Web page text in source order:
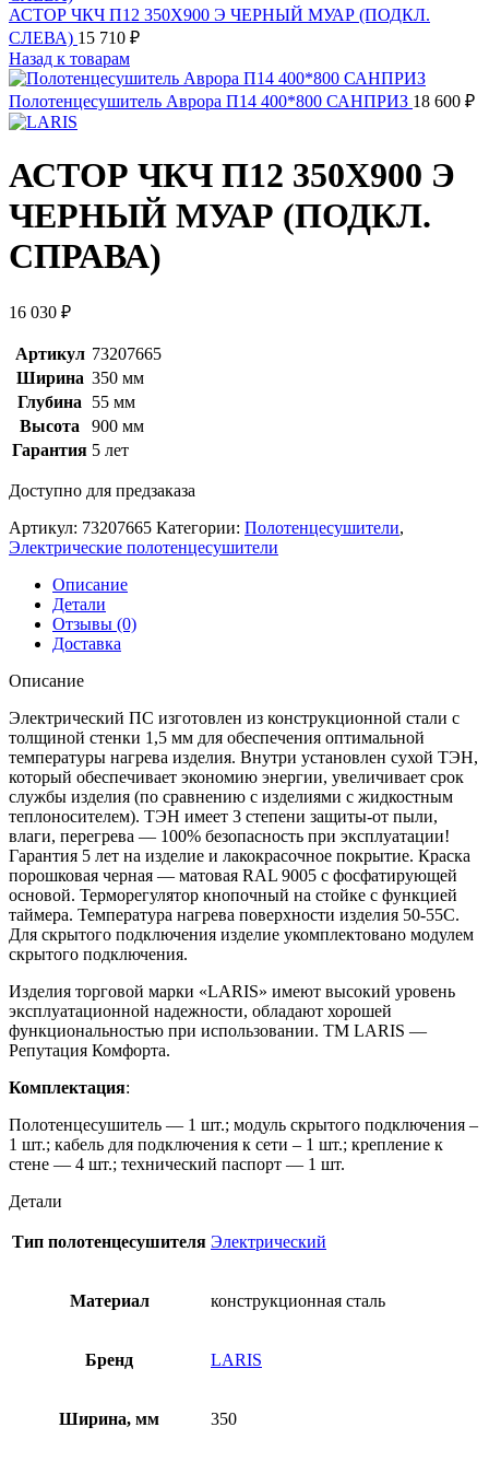
АСТОР ЧКЧ П12 350Х900 Э ЧЕРНЫЙ МУАР (ПОДКЛ.
СЛЕВА) 15 710 ₽
Назад к товарам
Полотенцесушитель Аврора П14 400*800 САНПРИЗ 18 600 ₽
АСТОР ЧКЧ П12 350Х900 Э
ЧЕРНЫЙ МУАР (ПОДКЛ.
СПРАВА)
16 030 ₽
Артикул 73207665
Ширина 350 мм
Глубина
55 мм
Высота
900 мм
Гарантия 5 лет
Доступно для предзаказа
Артикул: 73207665 Категории: Полотенцесушители,
Электрические полотенцесушители
Описание
Детали
Отзывы (0)
Доставка
Описание
Электрический ПС изготовлен из конструкционной стали с
толщиной стенки 1,5 мм для обеспечения оптимальной
температуры нагрева изделия. Внутри установлен сухой ТЭН,
который обеспечивает экономию энергии, увеличивает срок
службы изделия (по сравнению с изделиями с жидкостным
теплоносителем). ТЭН имеет 3 степени защиты-от пыли,
влаги, перегрева — 100% безопасность при эксплуатации!
Гарантия 5 лет на изделие и лакокрасочное покрытие. Краска
порошковая черная — матовая RAL 9005 с фосфатирующей
основой. Терморегулятор кнопочный на стойке с функцией
таймера. Температура нагрева поверхности изделия 50-55C.
Для скрытого подключения изделие укомплектовано модулем
скрытого подключения.
Изделия торговой марки «LARIS» имеют высокий уровень
эксплуатационной надежности, обладают хорошей
функциональностью при использовании. ТМ LARIS —
Репутация Комфорта.
Комплектация:
Полотенцесушитель — 1 шт.; модуль скрытого подключения –
1 шт.; кабель для подключения к сети – 1 шт.; крепление к
стене — 4 шт.; технический паспорт — 1 шт.
Детали
Тип полотенцесушителя Электрический
Материал конструкционная сталь
Бренд LARIS
Ширина, мм 350